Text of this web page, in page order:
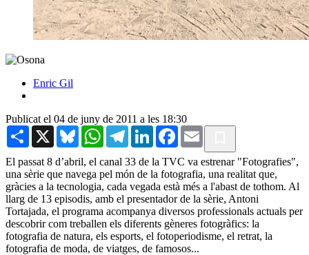
Enric Gil
Publicat el 04 de juny de 2011 a les 18:30
Share X BlueskyWhatsAppTelegramLinkedInFacebook
Email
El passat 8 d’abril, el canal 33 de la TVC va estrenar "Fotografies",
una sèrie que navega pel món de la fotografia, una realitat que,
gràcies a la tecnologia, cada vegada està més a l'abast de tothom. Al
llarg de 13 episodis, amb el presentador de la sèrie, Antoni
Tortajada, el programa acompanya diversos professionals actuals per
descobrir com treballen els diferents gèneres fotogràfics: la
fotografia de natura, els esports, el fotoperiodisme, el retrat, la
fotografia de moda, de viatges, de famosos...